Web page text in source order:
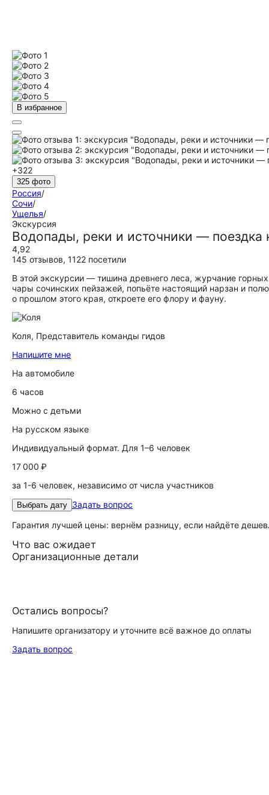
В избранное
+322
325 фото
Россия/
Сочи/
Ущелья/
Экскурсия
Водопады, реки и источники —
4,92
145 отзывов, 1122 посетили
В этой экскурсии — тишина древнего леса, журчание
чары сочинских пейзажей, попьёте настоящий нарзан и
о прошлом этого края, откроете его флору и фауну.
Коля, Представитель команды гидов
Напишите мне
На автомобиле
6 часов
Можно с детьми
На русском языке
Индивидуальный формат. Для 1–6 человек
17 000 ₽
за 1-6 человек, независимо от числа участников
Выбрать дату Задать вопрос
Гарантия лучшей цены: вернём разницу, если найдёте
Что вас ожидает
Организационные детали
Остались вопросы?
Напишите организатору и уточните всё важное до оплаты
Задать вопрос